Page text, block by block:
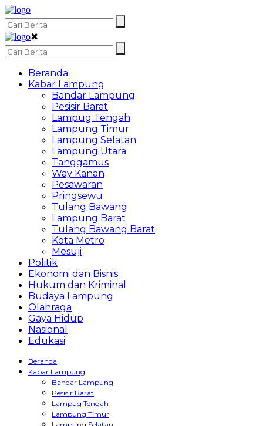
✖
Beranda
Kabar Lampung
Bandar Lampung
Pesisir Barat
Lampug Tengah
Lampung Timur
Lampung Selatan
Lampung Utara
Tanggamus
Way Kanan
Pesawaran
Pringsewu
Tulang Bawang
Lampung Barat
Tulang Bawang Barat
Kota Metro
Mesuji
Politik
Ekonomi dan Bisnis
Hukum dan Kriminal
Budaya Lampung
Olahraga
Gaya Hidup
Nasional
Edukasi
Beranda
Kabar Lampung
Bandar Lampung
Pesisir Barat
Lampug Tengah
Lampung Timur